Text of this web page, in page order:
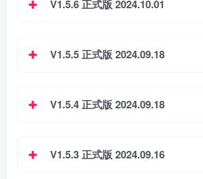
V1.5.6 正式版 2024.10.01
V1.5.5 正式版 2024.09.18
V1.5.4 正式版 2024.09.18
V1.5.3 正式版 2024.09.16